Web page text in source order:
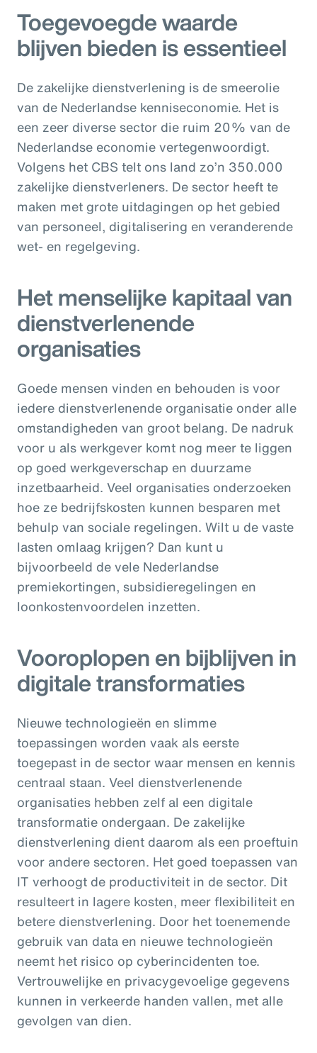
Toegevoegde waarde
blijven bieden is essentieel
De zakelijke dienstverlening is de smeerolie
van de Nederlandse kenniseconomie. Het is
een zeer diverse sector die ruim 20% van de
Nederlandse economie vertegenwoordigt.
Volgens het CBS telt ons land zo’n 350.000
zakelijke dienstverleners. De sector heeft te
maken met grote uitdagingen op het gebied
van personeel, digitalisering en veranderende
wet- en regelgeving.
Het menselijke kapitaal van
dienstverlenende
organisaties
Goede mensen vinden en behouden is voor
iedere dienstverlenende organisatie onder alle
omstandigheden van groot belang. De nadruk
voor u als werkgever komt nog meer te liggen
op goed werkgeverschap en duurzame
inzetbaarheid. Veel organisaties onderzoeken
hoe ze bedrijfskosten kunnen besparen met
behulp van sociale regelingen. Wilt u de vaste
lasten omlaag krijgen? Dan kunt u
bijvoorbeeld de vele Nederlandse
premiekortingen, subsidieregelingen en
loonkostenvoordelen inzetten.
Vooroplopen en bijblijven in
digitale transformaties
Nieuwe technologieën en slimme
toepassingen worden vaak als eerste
toegepast in de sector waar mensen en kennis
centraal staan. Veel dienstverlenende
organisaties hebben zelf al een digitale
transformatie ondergaan. De zakelijke
dienstverlening dient daarom als een proeftuin
voor andere sectoren. Het goed toepassen van
IT verhoogt de productiviteit in de sector. Dit
resulteert in lagere kosten, meer flexibiliteit en
betere dienstverlening. Door het toenemende
gebruik van data en nieuwe technologieën
neemt het risico op cyberincidenten toe.
Vertrouwelijke en privacygevoelige gegevens
kunnen in verkeerde handen vallen, met alle
gevolgen van dien.